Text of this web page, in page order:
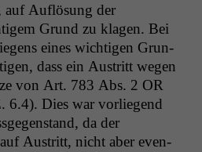
auf Auflö­sung der
Grund zu kla­gen. Bei
eines wichti­gen Grun­
dass ein Aus­tritt wegen
von Art. 783 Abs. 2 OR
6.4). Dies war vor­liegend
da der
Aus­tritt, nicht aber even­